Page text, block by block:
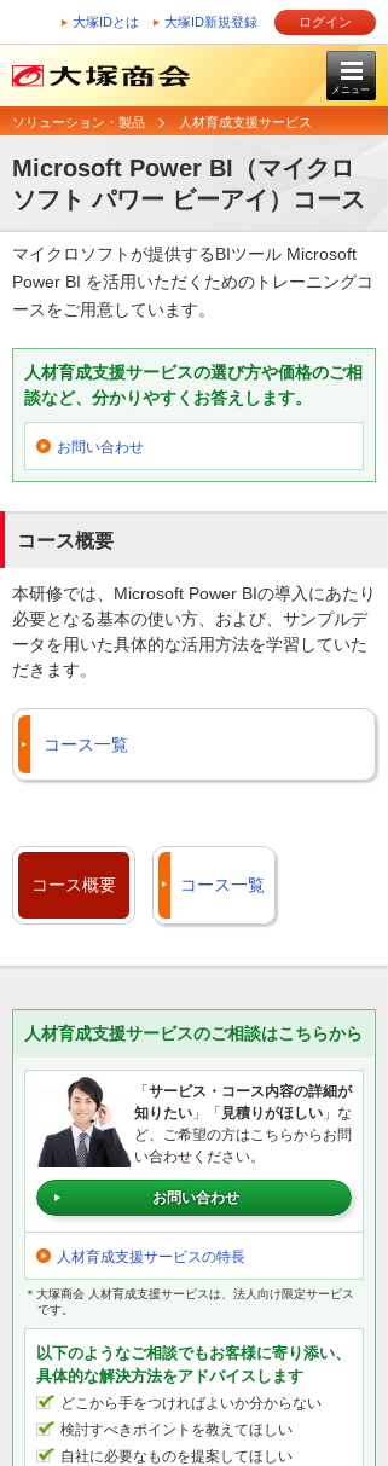
大塚IDとは 大塚ID新規登録 ログイン
メニュー
ソリューション・製品 人材育成支援サービス
Microsoft Power BI（マイクロ
ソフト パワー ビーアイ）コース
マイクロソフトが提供するBIツール Microsoft
Power BI を活用いただくためのトレーニングコ
ースをご用意しています。
人材育成支援サービスの選び方や価格のご相
談など、分かりやすくお答えします。
お問い合わせ
コース概要
本研修では、Microsoft Power BIの導入にあたり
必要となる基本の使い方、および、サンプルデ
ータを用いた具体的な活用方法を学習していた
だきます。
コース一覧
コース概要 コース一覧
人材育成支援サービスのご相談はこちらから
「 サービス・コース内容の詳細が
知りたい 」「 見積りがほしい 」な
ど、ご希望の方はこちらからお問
い合わせください。
お問い合わせ
人材育成支援サービスの特長
＊大塚商会 人材育成支援サービスは、法人向け限定サービス
です。
以下のようなご相談でもお客様に寄り添い、
具体的な解決方法をアドバイスします
どこから手をつければよいか分からない
検討すべきポイントを教えてほしい
自社に必要なものを提案してほしい